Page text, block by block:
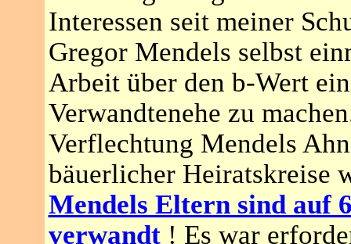
Interessen seit meiner
Gregor Mendels selbst
Arbeit über den b-Wert
Verwandtenehe zu
Verflechtung Mendels
bäuerlicher Heiratskreise
Mendels Eltern sind auf
verwandt ! Es war